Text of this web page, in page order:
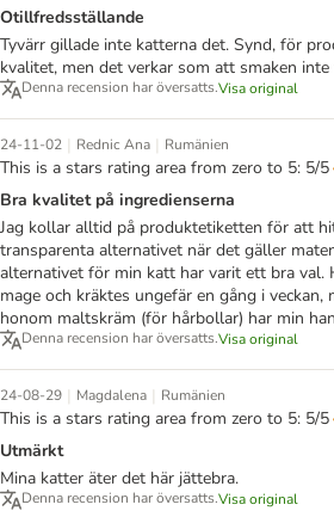
Otillfredsställande
Tyvärr gillade inte katterna det. Synd, för
kvalitet, men det verkar som att smaken
Denna recension har översatts.Visa original
24-11-02 | Rednic Ana | Rumänien
This is a stars rating area from zero to 5: 5/5
Bra kvalitet på ingredienserna
Jag kollar alltid på produktetiketten för att
transparenta alternativet när det gäller
alternativet för min katt har varit ett bra val.
mage och kräktes ungefär en gång i veckan,
honom maltskräm (för hårbollar) har min
Denna recension har översatts.Visa original
24-08-29 | Magdalena | Rumänien
This is a stars rating area from zero to 5: 5/5
Utmärkt
Mina katter äter det här jättebra.
Denna recension har översatts.Visa original